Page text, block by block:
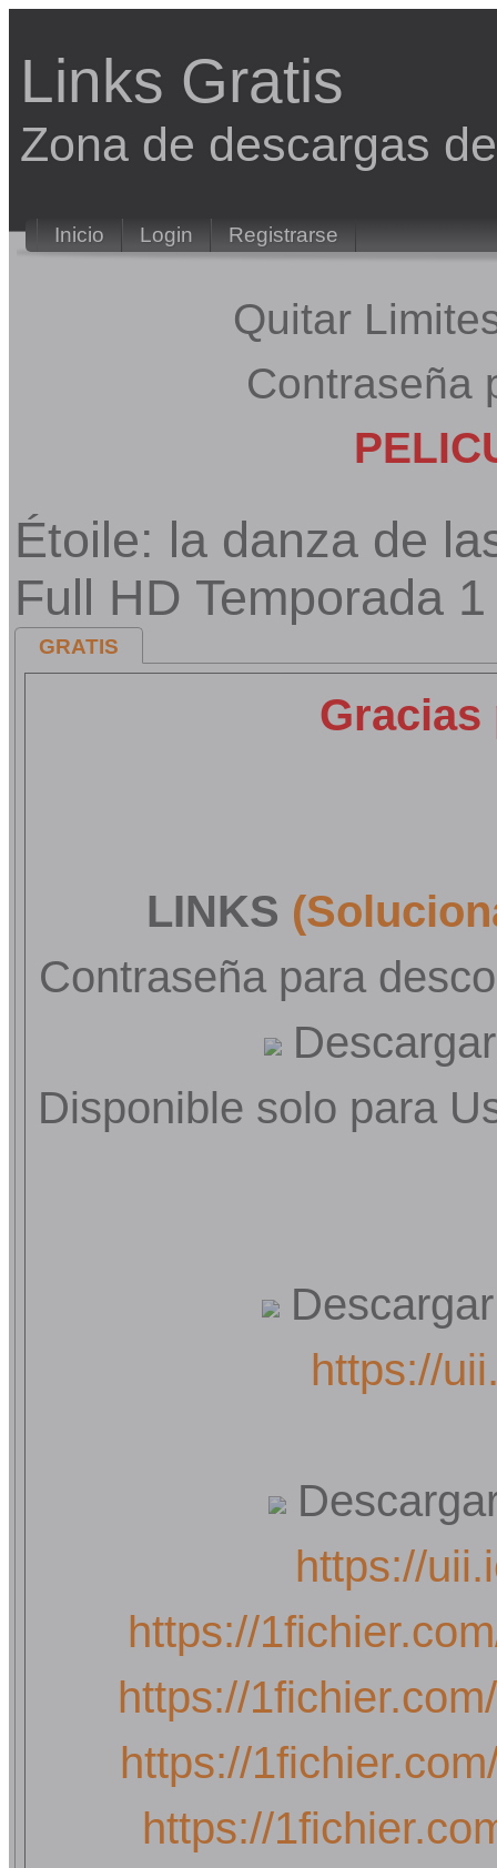
Links Gratis
Zona de descargas
Inicio Login Registrarse
Quitar
Contraseña
Étoile: la danza de
Full HD Temporada
GRATIS
LINKS
Contraseña para
Disponible solo para
https://
https://
https://
https://
https://
https://